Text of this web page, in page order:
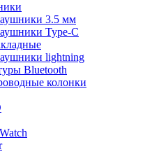
3.5 мм
Type-C
lightning
Bluetooth
колонки